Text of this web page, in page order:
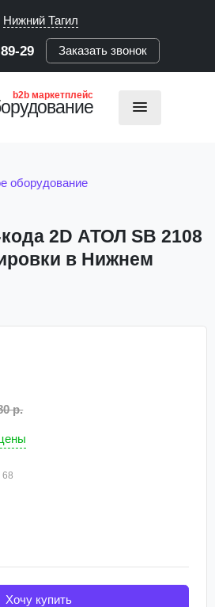
Нижний Тагил
29 Заказать звонок
b2b маркетплейс
оборудование
2D АТОЛ SB 2108
в Нижнем
р.
68
Хочу купить